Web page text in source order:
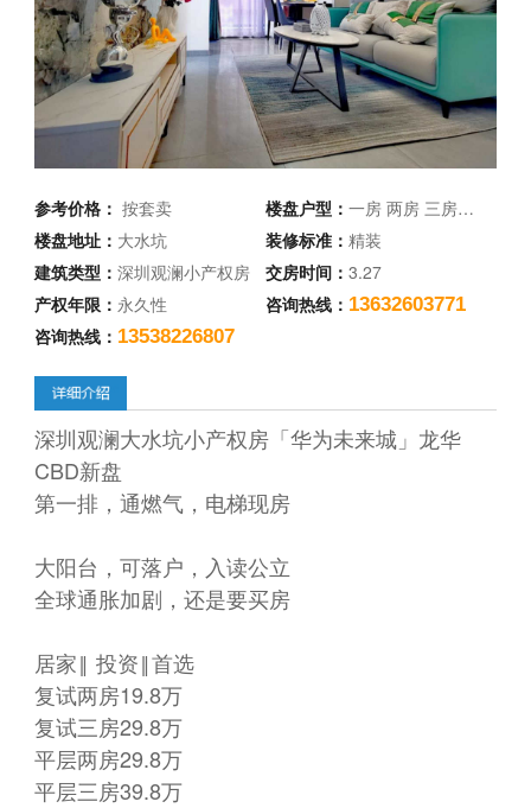
参考价格：按套卖 楼盘户型： 一房 两房 三房…
楼盘地址： 大水坑 装修标准： 精装
建筑类型：深圳观澜小产权房 交房时间： 3.27
产权年限： 永久性 咨询热线： 13632603771
咨询热线： 13538226807
深圳观澜大水坑小产权房「华为未来城」龙华
CBD新盘
第一排，通燃气，电梯现房
大阳台，可落户，入读公立
全球通胀加剧，还是要买房
居家‖ 投资‖首选
复试两房19.8万
复试三房29.8万
平层两房29.8万
平层三房39.8万